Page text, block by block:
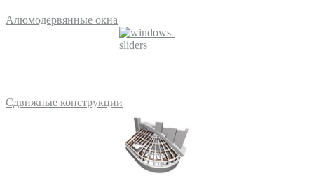
Алюмодервянные окна
Сдвижные конструкции